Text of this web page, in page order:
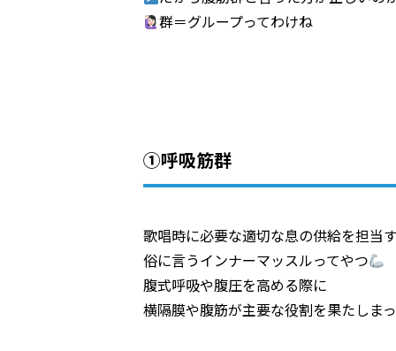
群＝グループってわけね
①呼吸筋群
歌唱時に必要な適切な息の供給を担当
俗に言うインナーマッスルってやつ
腹式呼吸や腹圧を高める際に
横隔膜や腹筋が主要な役割を果たしま